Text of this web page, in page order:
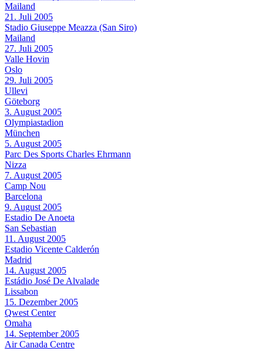
Mailand
21. Juli 2005
Stadio Giuseppe Meazza (San Siro)
Mailand
27. Juli 2005
Valle Hovin
Oslo
29. Juli 2005
Ullevi
Göteborg
3. August 2005
Olympiastadion
München
5. August 2005
Parc Des Sports Charles Ehrmann
Nizza
7. August 2005
Camp Nou
Barcelona
9. August 2005
Estadio De Anoeta
San Sebastian
11. August 2005
Estadio Vicente Calderón
Madrid
14. August 2005
Estádio José De Alvalade
Lissabon
15. Dezember 2005
Qwest Center
Omaha
14. September 2005
Air Canada Centre